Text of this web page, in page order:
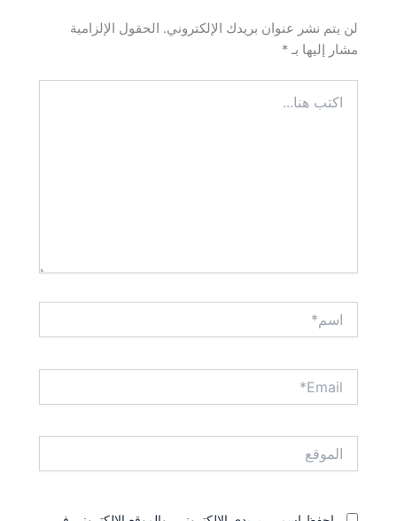
لن يتم نشر عنوان بريدك الإلكتروني.
الحقول الإلزامية
مشار إليها بـ*
هنا...